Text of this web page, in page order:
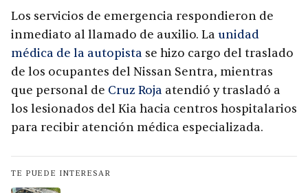
Los servicios de emergencia respondieron de
inmediato al llamado de auxilio. La unidad
médica de la autopista se hizo cargo del traslado
de los ocupantes del Nissan Sentra, mientras
que personal de Cruz Roja atendió y trasladó a
los lesionados del Kia hacia centros hospitalarios
para recibir atención médica especializada.
TE PUEDE INTERESAR